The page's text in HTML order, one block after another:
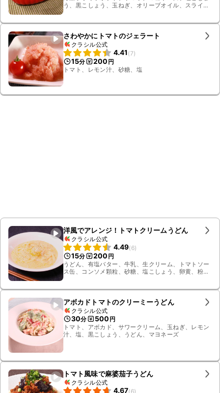
う、黒こしょう、玉ねぎ、オリーブオイル、スライス
さわやかにトマトのジェラート
クラシル公式
4.41(7)
15分 200 円
トマト、レモン汁、砂糖、塩
洋風でアレンジ！トマトクリームうどん
クラシル公式
4.49(6)
15分 200 円
うどん、有塩バター、牛乳、生クリーム、トマトソー
ス缶、コンソメ顆粒、砂糖、塩こしょう、卵黄、粉
アボカドトマトのクリーミーうどん
クラシル公式
30分 500 円
トマト、アボカド、サワークリーム、玉ねぎ、レモン
汁、塩、黒こしょう、うどん、マヨネーズ
トマト風味で麻婆茄子うどん
クラシル公式
4.67(6)